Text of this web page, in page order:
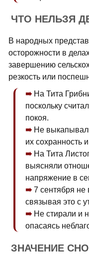
ЧТО НЕЛЬЗЯ
В народных
осторожности в
завершению
резкость или
На Тита
поскольку
покоя.
Не
их сохранность
На Тита
выясняли
напряжение в
7 сентября не
связывая это с
Не стирали и
опасаясь
ЗНАЧЕНИЕ